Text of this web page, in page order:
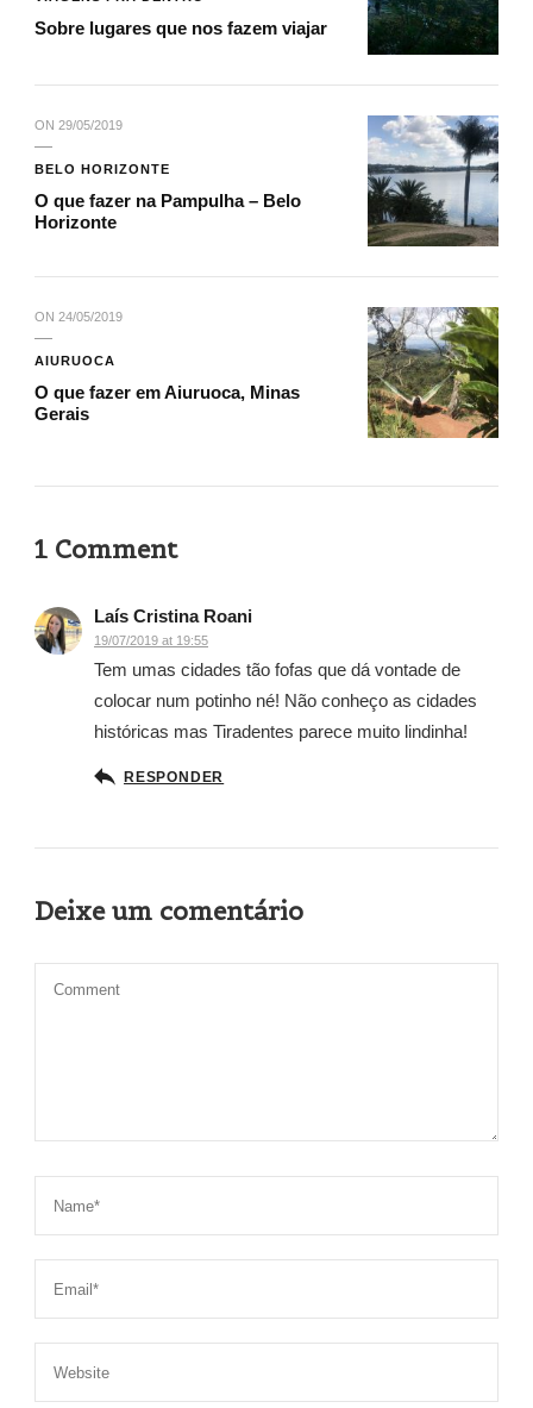
Sobre lugares que nos fazem viajar
ON 29/05/2019
BELO HORIZONTE
O que fazer na Pampulha – Belo
Horizonte
ON 24/05/2019
AIURUOCA
O que fazer em Aiuruoca, Minas
Gerais
1 Comment
Laís Cristina Roani
19/07/2019 at 19:55
Tem umas cidades tão fofas que dá vontade de
colocar num potinho né! Não conheço as cidades
históricas mas Tiradentes parece muito lindinha!
RESPONDER
Deixe um comentário